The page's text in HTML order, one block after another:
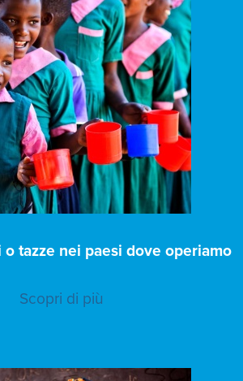
tazze nei paesi dove operiamo
Scopri di più